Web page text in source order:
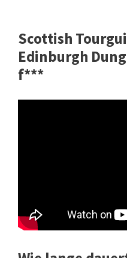
Scottish
Edinburgh
f***